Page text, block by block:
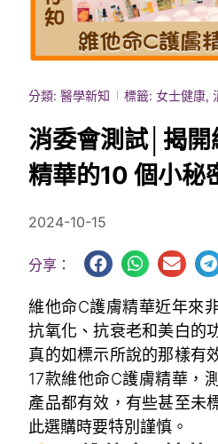
分類: 醫學新知 標籤: 女士健康,
消委會測試│揭
精華的10 個小秘
2024-10-15
分享：
維他命C護膚精華近年來
抗氧化、抗衰老和美白的
真的如標示所說的那樣有
17款維他命C護膚精華，
產品都有效，有些甚至未
此選購時要特別謹慎。